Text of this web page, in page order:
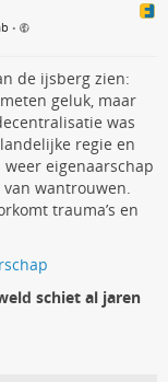
•
de ijsberg zien:
geluk, maar
was
regie en
eigenaarschap
wantrouwen.
trauma’s en
schiet al jaren